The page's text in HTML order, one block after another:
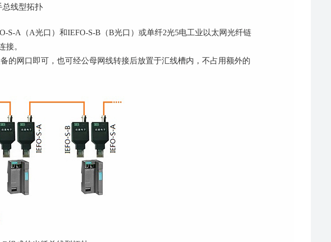
总线型拓扑
S-A（A光口）和IEFO-S-B（B光口）或单纤2光5电工业以太网光纤链
接。
的网口即可，也可经公母网线转接后放置于汇线槽内，不占用额外的